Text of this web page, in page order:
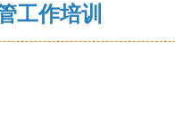
工作培训